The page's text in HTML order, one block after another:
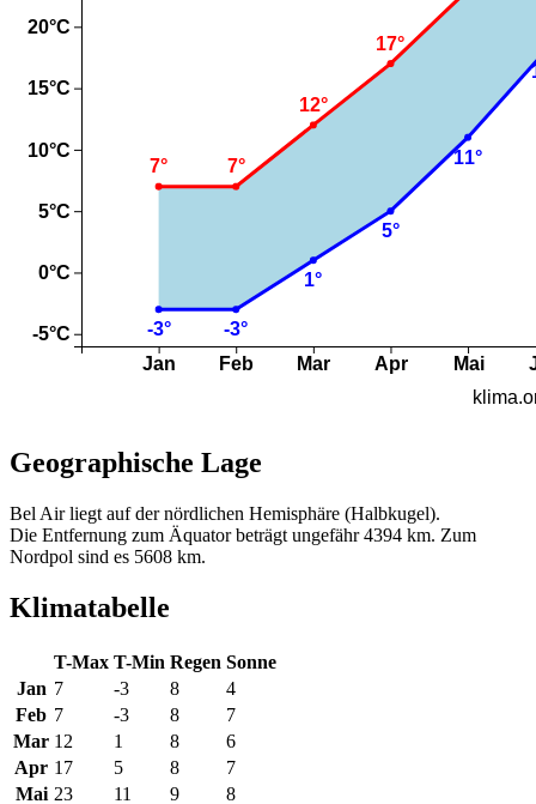
Geographische Lage
Bel Air liegt auf der nördlichen Hemisphäre (Halbkugel).
Die Entfernung zum Äquator beträgt ungefähr 4394 km. Zum
Nordpol sind es 5608 km.
Klimatabelle
T-Max T-Min Regen Sonne
Jan 7 -3 8
4
Feb 7 -3 8
7
Mar 12 1 8
6
Apr 17 5 8
7
Mai 23 11 9 8